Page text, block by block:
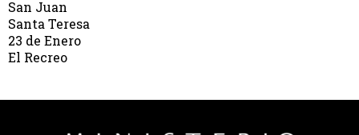
San Juan
Santa Teresa
23 de Enero
El Recreo